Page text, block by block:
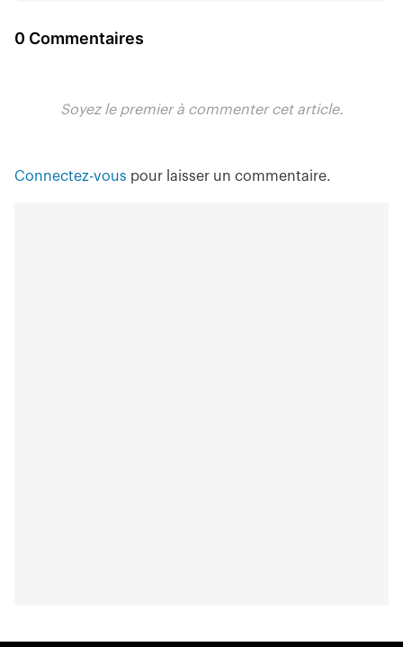
0 Commentaires
Soyez le premier à commenter cet article.
Connectez-vous pour laisser un commentaire.